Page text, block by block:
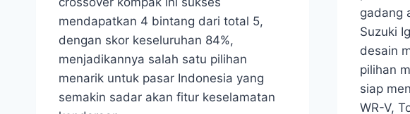
mendapatkan 4 bintang dari total 5,
dengan skor keseluruhan 84%,
menjadikannya salah satu pilihan
menarik untuk pasar Indonesia yang
semakin sadar akan fitur keselamatan
gadang
Suzuki
desain
pilihan
siap
WR-V,